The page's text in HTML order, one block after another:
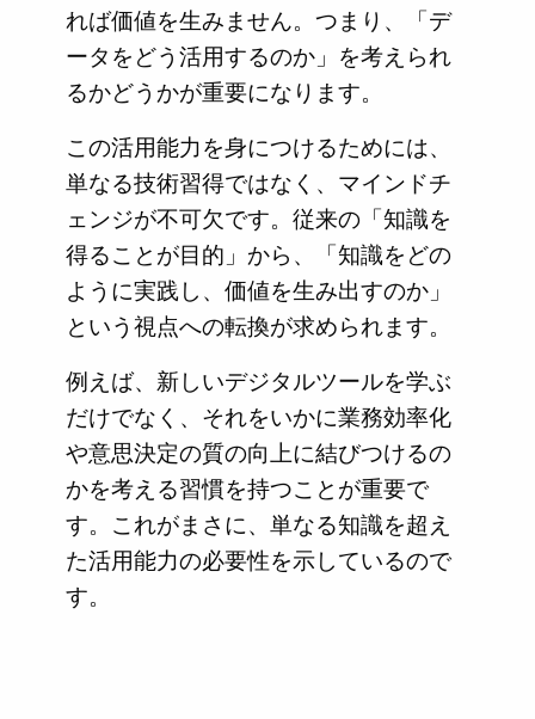
れば価値を生みません。つまり、「デ
ータをどう活用するのか」を考えられ
るかどうかが重要になります。
この活用能力を身につけるためには、
単なる技術習得ではなく、マインドチ
ェンジが不可欠です。従来の「知識を
得ることが目的」から、「知識をどの
ように実践し、価値を生み出すのか」
という視点への転換が求められます。
例えば、新しいデジタルツールを学ぶ
だけでなく、それをいかに業務効率化
や意思決定の質の向上に結びつけるの
かを考える習慣を持つことが重要で
す。これがまさに、単なる知識を超え
た活用能力の必要性を示しているので
す。